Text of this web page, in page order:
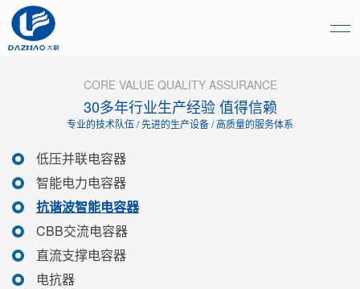
CORE VALUE QUALITY ASSURANCE
30多年行业生产经验 值得信赖
专业的技术队伍 / 先进的生产设备 / 高质量的服务体系
低压并联电容器
智能电力电容器
抗谐波智能电容器
CBB交流电容器
直流支撑电容器
电抗器